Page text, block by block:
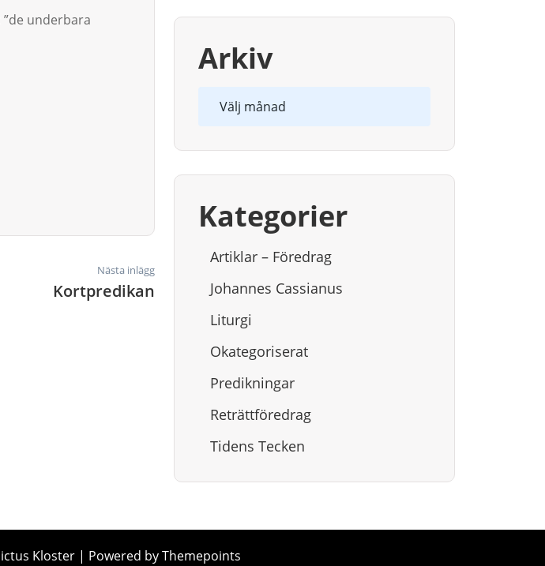
underba­ra
Nästa inlägg
Kortpredikan
Arkiv
Kategorier
Artiklar – Föredrag
Johannes Cassianus
Liturgi
Okategoriserat
Predikningar
Reträttföredrag
Tidens Tecken
Kloster | Powered by Themepoints